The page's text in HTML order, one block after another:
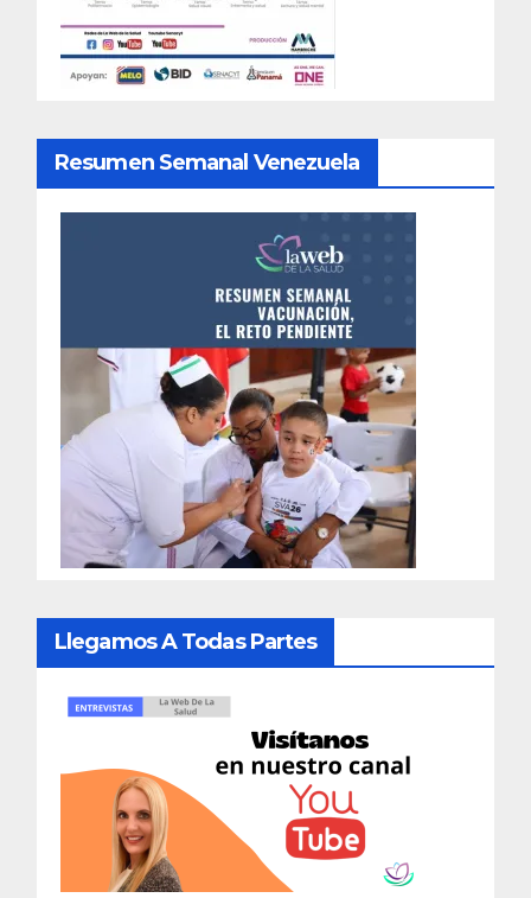
Resumen Semanal Venezuela
Llegamos A Todas Partes